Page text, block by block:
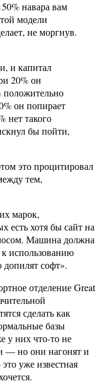
навара вам
модели
не моргнув.
и капитал
20% он
положительно
он попирает
нет такого
бы пойти,
это процитировал
тем,
марок,
есть хотя бы сайт на
Машина должна
использованию
допилят софт».
отделение Great
сделать как
базы
у них что-то не
— но они нагонят и
уже известная